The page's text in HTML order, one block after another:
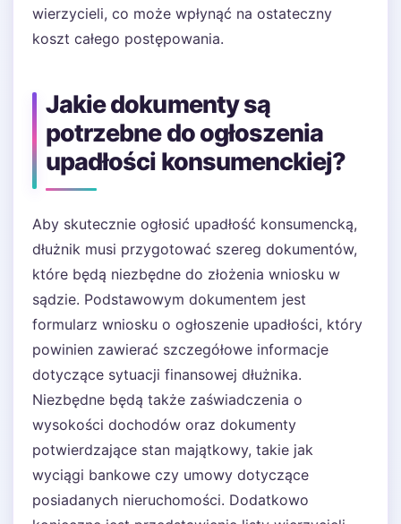
wierzycieli, co może wpłynąć na ostateczny
koszt całego postępowania.
Jakie dokumenty są
potrzebne do ogłoszenia
upadłości konsumenckiej?
Aby skutecznie ogłosić upadłość konsumencką,
dłużnik musi przygotować szereg dokumentów,
które będą niezbędne do złożenia wniosku w
sądzie. Podstawowym dokumentem jest
formularz wniosku o ogłoszenie upadłości, który
powinien zawierać szczegółowe informacje
dotyczące sytuacji finansowej dłużnika.
Niezbędne będą także zaświadczenia o
wysokości dochodów oraz dokumenty
potwierdzające stan majątkowy, takie jak
wyciągi bankowe czy umowy dotyczące
posiadanych nieruchomości. Dodatkowo